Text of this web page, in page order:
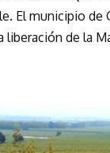
El municipio de
liberación de la